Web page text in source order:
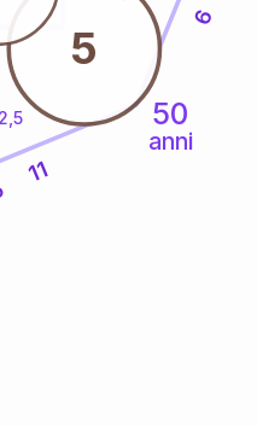
50
anni
6
11
5